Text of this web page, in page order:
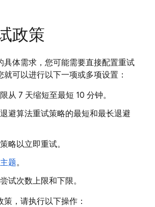
政策
具体需求，您可能需要直接配置重试
就可以进行以下一项或多项设置：
从 7 天缩短至最短 10 分钟。
避算法重试策略的最短和最长退避
略以立即重试。
题。
试次数上限和下限。
，请执行以下操作：